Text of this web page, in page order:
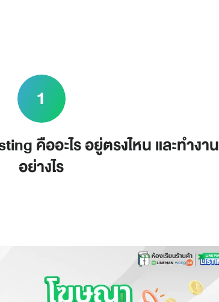
1
คืออะไร อยู่ตรงไหน และทำงาน
อย่างไร